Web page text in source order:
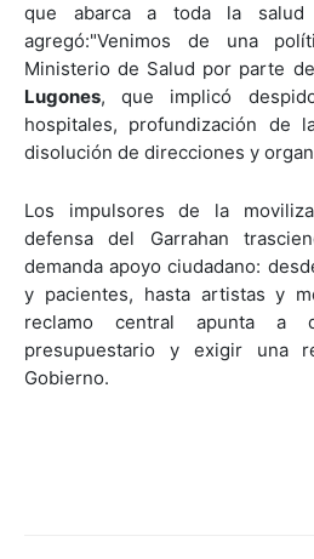
que abarca a toda la salud
agregó:"Venimos de una
Ministerio de Salud por parte
Lugones, que implicó
hospitales, profundización de
disolución de direcciones y
Los impulsores de la
defensa del Garrahan
demanda apoyo ciudadano:
y pacientes, hasta artistas y
reclamo central apunta a
presupuestario y exigir una
Gobierno.